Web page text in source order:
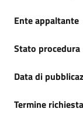
Ente appaltante
Stato procedura
Data di
Termine